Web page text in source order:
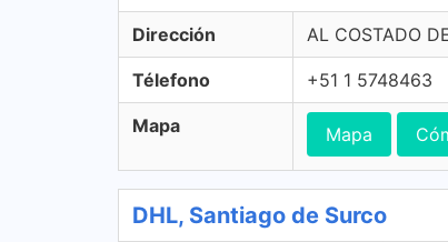
Dirección AL COSTADO
Télefono +51 1 5748463
Mapa Mapa
DHL, Santiago de Surco